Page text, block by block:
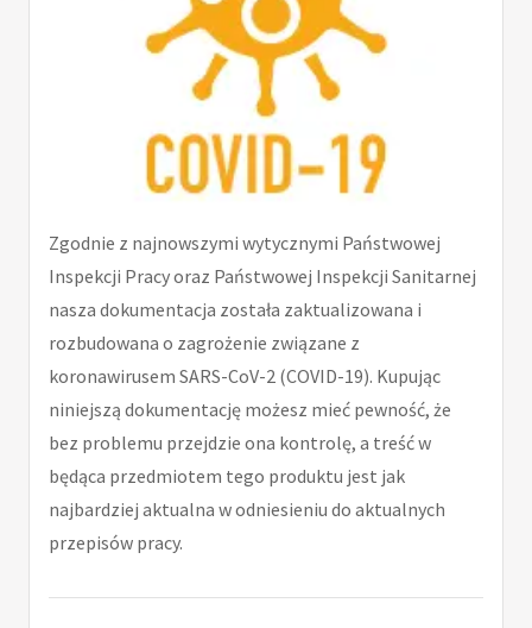
Zgodnie z najnowszymi wytycznymi Państwowej
Inspekcji Pracy oraz Państwowej Inspekcji Sanitarnej
nasza dokumentacja została zaktualizowana i
rozbudowana o zagrożenie związane z
koronawirusem SARS-CoV-2 (COVID-19). Kupując
niniejszą dokumentację możesz mieć pewność, że
bez problemu przejdzie ona kontrolę, a treść w
będąca przedmiotem tego produktu jest jak
najbardziej aktualna w odniesieniu do aktualnych
przepisów pracy.